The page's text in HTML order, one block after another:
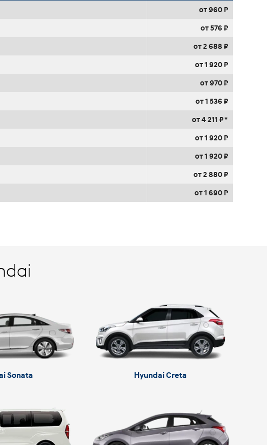
от 960 ₽
от 576 ₽
от 2 688 ₽
от 1 920 ₽
от 970 ₽
от 1 536 ₽
от 4 211 ₽ *
от 1 920 ₽
от 1 920 ₽
от 2 880 ₽
от 1 690 ₽
Sonata Hyundai Creta